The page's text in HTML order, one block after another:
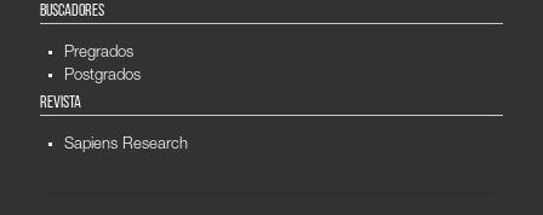
BUSCADORES
Pregrados
Postgrados
REVISTA
Sapiens Research